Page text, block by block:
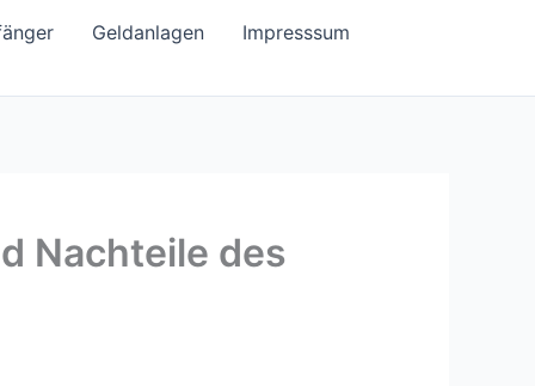
Geldanlagen Impresssum
Nachteile des